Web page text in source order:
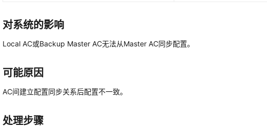
对系统的影响
Local AC或Backup Master AC无法从Master AC同步配置。
可能原因
AC间建立配置同步关系后配置不一致。
处理步骤